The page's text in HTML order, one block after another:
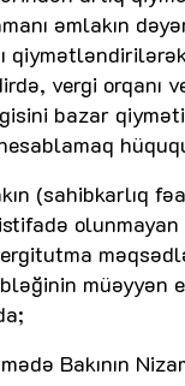
əmlakın
vergi orqanı
bazar
(sahibkarlıq
olunmayan
müəyyən
Bakının